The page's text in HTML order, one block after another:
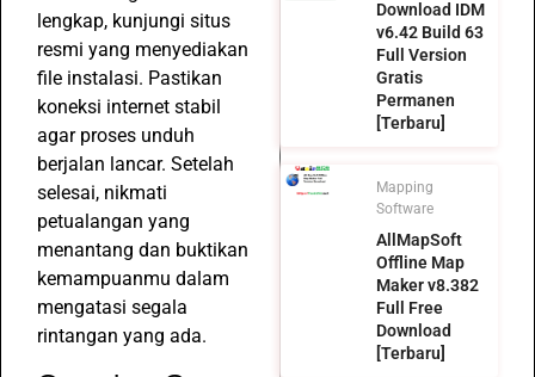
lengkap, kunjungi situs
resmi yang menyediakan
file instalasi. Pastikan
koneksi internet stabil
agar proses unduh
berjalan lancar. Setelah
selesai, nikmati
petualangan yang
menantang dan buktikan
kemampuanmu dalam
mengatasi segala
rintangan yang ada.
Download IDM
v6.42 Build 63
Full Version
Gratis
Permanen
[Terbaru]
Mapping
Software
AllMapSoft
Offline Map
Maker v8.382
Full Free
Download
[Terbaru]